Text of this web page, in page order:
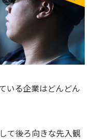
いる企業はどんどん
て後ろ向きな先入観